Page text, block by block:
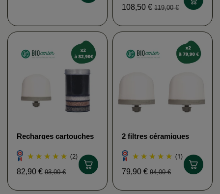
108,50 €119,00 €
Recharges cartouches
(2)
82,90 €93,00 €
2 filtres céramiques
(1)
79,90 €94,00 €